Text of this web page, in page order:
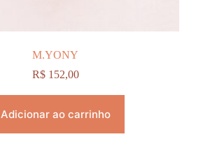
M.YONY
R$152,00
Adicionar ao carrinho